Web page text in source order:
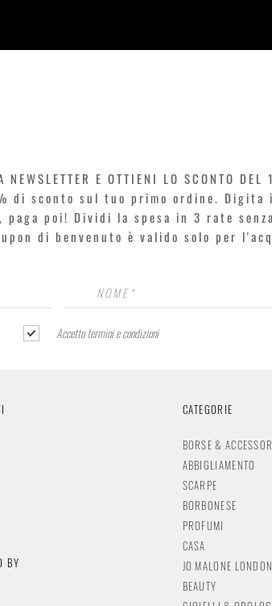
E OTTIENI LO SCONTO DEL
sconto sul tuo primo ordine. Digita il
poi! Dividi la spesa in 3 rate
di benvenuto è valido solo per
Accetto termini e condizioni
BY
CATEGORIE
BORSE &
ABBIGLIAMENTO
SCARPE
BORBONESE
PROFUMI
CASA
JO MALONE LONDON
BEAUTY